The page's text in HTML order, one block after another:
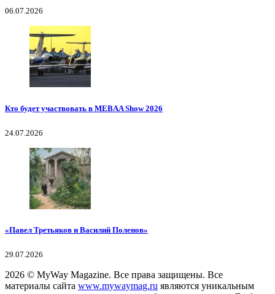
06.07.2026
Кто будет участвовать в MEBAA Show 2026
24.07.2026
«Павел Третьяков и Василий Поленов»
29.07.2026
2026 © MyWay Magazine. Все права защищены. Все
материалы сайта www.mywaymag.ru являются уникальным